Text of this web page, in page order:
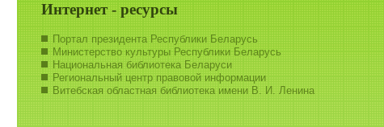
Интернет - ресурсы
Портал президента Республики Беларусь
Министерство культуры Республики Беларусь
Национальная библиотека Беларуси
Региональный центр правовой информации
Витебская областная библиотека имени В. И. Ленина